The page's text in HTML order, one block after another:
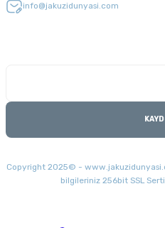
info@jakuzidunyasi.com
Copyright 2025© -
bilgileriniz 256bit SSL